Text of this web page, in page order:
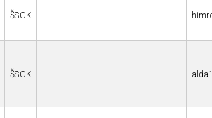
ŠSOK
ŠSOK